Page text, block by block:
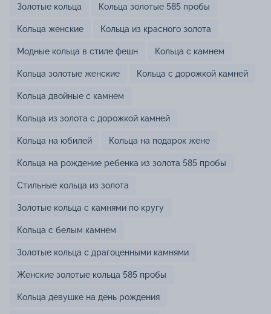
Золотые кольца Кольца золотые 585 пробы
Кольца женские Кольца из красного золота
Модные кольца в стиле фешн Кольца с камнем
Кольца золотые женские Кольца с дорожкой камней
Кольца двойные с камнем
Кольца из золота с дорожкой камней
Кольца на юбилей Кольца на подарок жене
Кольца на рождение ребенка из золота 585 пробы
Стильные кольца из золота
Золотые кольца с камнями по кругу
Кольца с белым камнем
Золотые кольца с драгоценными камнями
Женские золотые кольца 585 пробы
Кольца девушке на день рождения